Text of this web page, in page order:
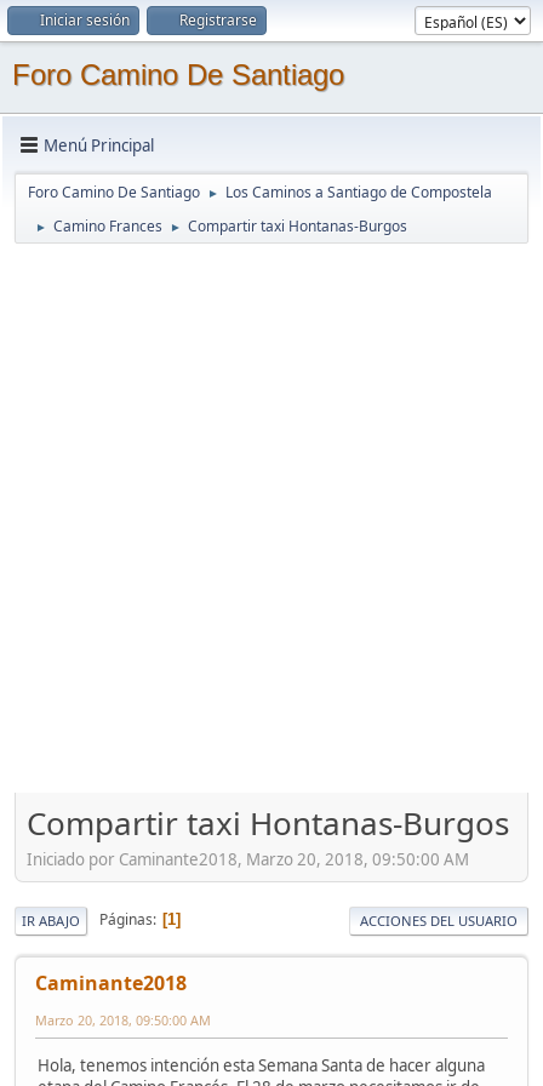
Iniciar sesión Registrarse
Foro Camino De Santiago
Menú Principal
Foro Camino De Santiago ► Los Caminos a Santiago de Compostela
► Camino Frances ► Compartir taxi Hontanas-Burgos
Compartir taxi Hontanas-Burgos
Iniciado por Caminante2018, Marzo 20, 2018, 09:50:00 AM
IR ABAJO Páginas 1 ACCIONES DEL USUARIO
Caminante2018
Marzo 20, 2018, 09:50:00 AM
Hola, tenemos intención esta Semana Santa de hacer alguna